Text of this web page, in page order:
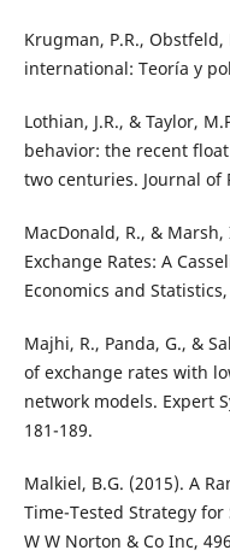
Krugman, P.R.,
international: Teoría y
Lothian, J.R., & Taylor,
behavior: the recent
two centuries. Journal of
MacDonald, R., &
Exchange Rates: A
Economics and
Majhi, R., Panda, G., &
of exchange rates with
network models. Expert
181-189.
Malkiel, B.G. (2015). A
Time-Tested Strategy
W W Norton & Co Inc,